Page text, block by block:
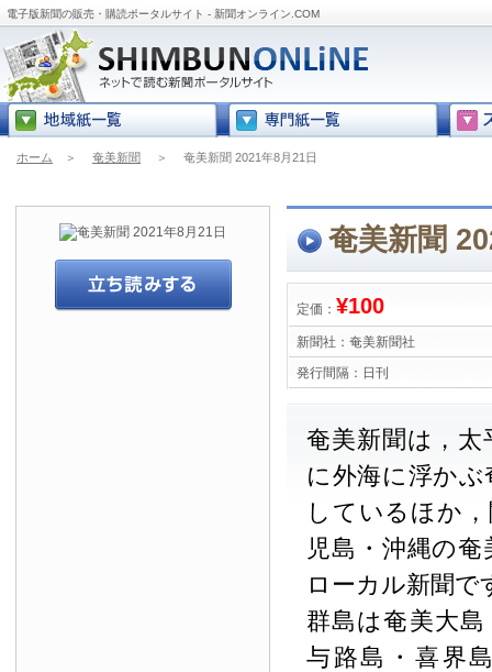
電子版新聞の販売・購読ポータルサイト - 新聞オンライン.COM
ホーム ＞ 奄美新聞 ＞ 奄美新聞 2021年8月21日
奄美新聞
定価： ¥100
新聞社： 奄美新聞社
発行間隔： 日刊
奄美新聞は，
に外海に浮か
しているほか
児島・沖縄の
ローカル新聞で
群島は奄美大
与路島・喜界